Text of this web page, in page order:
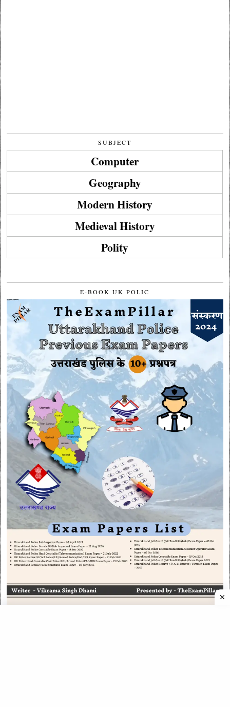
SUBJECT
Computer
Geography
Modern History
Medieval History
Polity
E-BOOK UK POLIC